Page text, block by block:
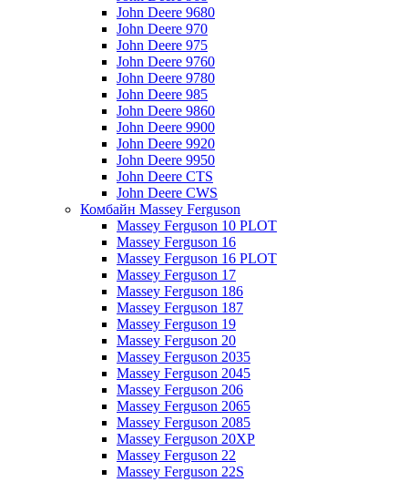
John Deere 9680
John Deere 970
John Deere 975
John Deere 9760
John Deere 9780
John Deere 985
John Deere 9860
John Deere 9900
John Deere 9920
John Deere 9950
John Deere CTS
John Deere CWS
Комбайн Massey Ferguson
Massey Ferguson 10 PLOT
Massey Ferguson 16
Massey Ferguson 16 PLOT
Massey Ferguson 17
Massey Ferguson 186
Massey Ferguson 187
Massey Ferguson 19
Massey Ferguson 20
Massey Ferguson 2035
Massey Ferguson 2045
Massey Ferguson 206
Massey Ferguson 2065
Massey Ferguson 2085
Massey Ferguson 20XP
Massey Ferguson 22
Massey Ferguson 22S